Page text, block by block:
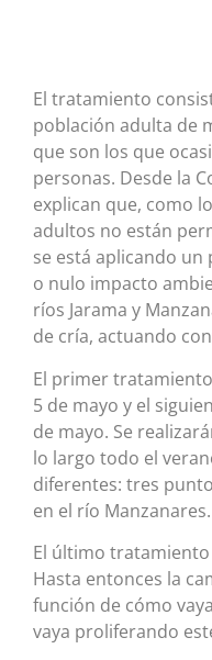
El tratamiento
población adulta de
que son los que
personas. Desde la
explican que, como
adultos no están
se está aplicando
o nulo impacto
ríos Jarama y
de cría, actuando
El primer
5 de mayo y el
de mayo. Se
lo largo todo el
diferentes: tres
en el río Manzanares.
El último
Hasta entonces la
función de cómo
vaya proliferando